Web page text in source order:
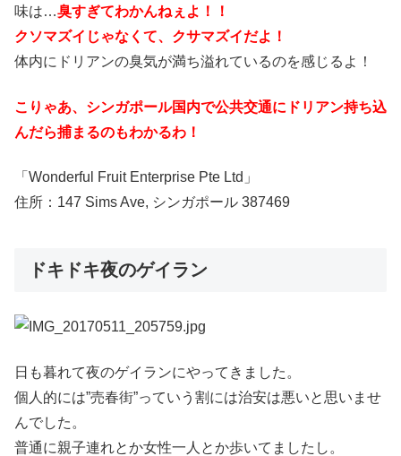
味は…臭すぎてわかんねぇよ！！
クソマズイじゃなくて、クサマズイだよ！
体内にドリアンの臭気が満ち溢れているのを感じるよ！
こりゃあ、シンガポール国内で公共交通にドリアン持ち込
んだら捕まるのもわかるわ！
「Wonderful Fruit Enterprise Pte Ltd」
住所：147 Sims Ave, シンガポール 387469
ドキドキ夜のゲイラン
日も暮れて夜のゲイランにやってきました。
個人的には”売春街”っていう割には治安は悪いと思いませ
んでした。
普通に親子連れとか女性一人とか歩いてましたし。